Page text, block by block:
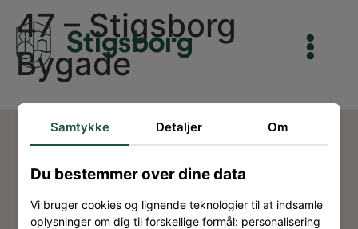
47 – Stigsborg
Bygade
Kontakt
Samtykke Detaljer Om
Du bestemmer over dine data
Vi bruger cookies og lignende teknologier til at indsamle
oplysninger om dig til forskellige formål: personalisering